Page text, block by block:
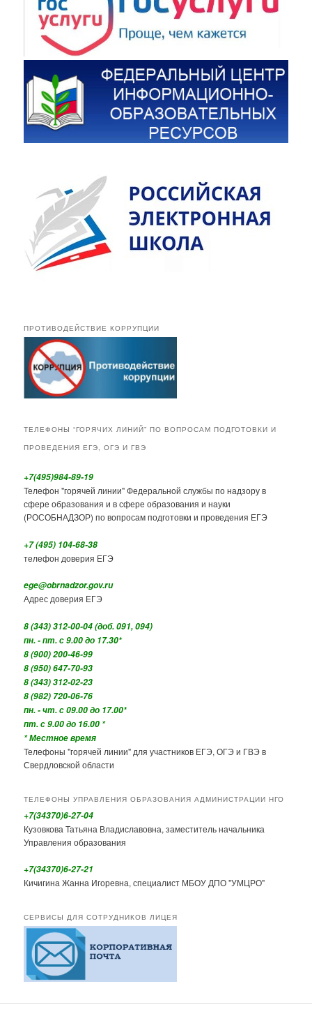
ПРОТИВОДЕЙСТВИЕ КОРРУПЦИИ
ТЕЛЕФОНЫ “ГОРЯЧИХ ЛИНИЙ” ПО ВОПРОСАМ ПОДГОТОВКИ И
ПРОВЕДЕНИЯ ЕГЭ, ОГЭ И ГВЭ
+7(495)984-89-19
Телефон "горячей линии" Федеральной службы по надзору в
сфере образования и в сфере образования и науки
(РОСОБНАДЗОР) по вопросам подготовки и проведения ЕГЭ
+7 (495) 104-68-38
телефон доверия ЕГЭ
ege@obrnadzor.gov.ru
Адрес доверия ЕГЭ
8 (343) 312-00-04 (доб. 091, 094)
пн. - пт. с 9.00 до 17.30*
8 (900) 200-46-99
8 (950) 647-70-93
8 (343) 312-02-23
8 (982) 720-06-76
пн. - чт. с 09.00 до 17.00*
пт. с 9.00 до 16.00 *
* Местное время
Телефоны "горячей линии" для участников ЕГЭ, ОГЭ и ГВЭ в
Свердловской области
ТЕЛЕФОНЫ УПРАВЛЕНИЯ ОБРАЗОВАНИЯ АДМИНИСТРАЦИИ НГО
+7(34370)6-27-04
Кузовкова Татьяна Владиславовна, заместитель начальника
Управления образования
+7(34370)6-27-21
Кичигина Жанна Игоревна, специалист МБОУ ДПО "УМЦРО"
СЕРВИСЫ ДЛЯ СОТРУДНИКОВ ЛИЦЕЯ